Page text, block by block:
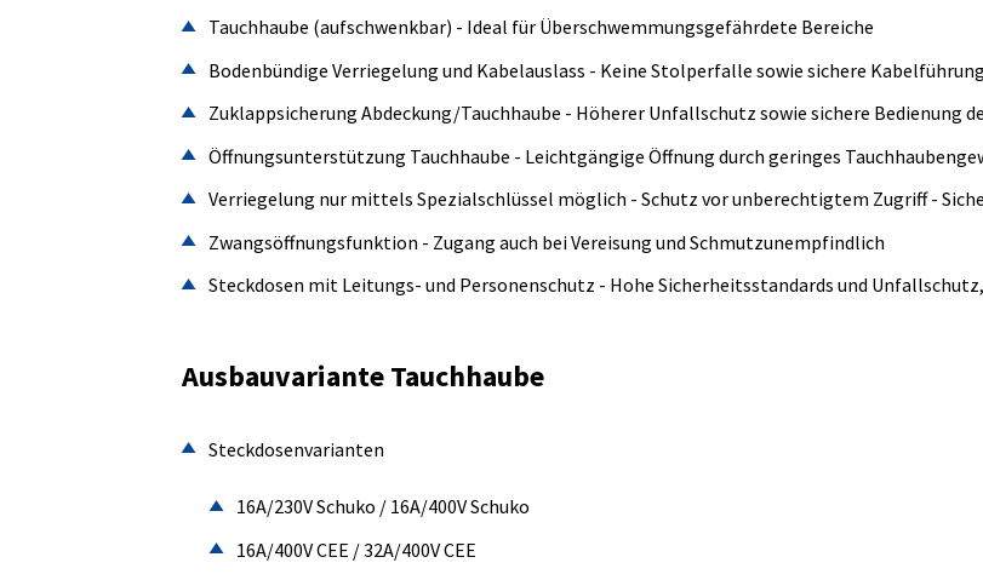
Tauchhaube (aufschwenkbar) - Ideal für Überschwemmungsgefährdete Bereiche
Bodenbündige Verriegelung und Kabelauslass - Keine Stolperfalle sowie sichere
Zuklappsicherung Abdeckung/Tauchhaube - Höherer Unfallschutz sowie sichere Bedienung
Öffnungsunterstützung Tauchhaube - Leichtgängige Öffnung durch geringes
Verriegelung nur mittels Spezialschlüssel möglich - Schutz vor unberechtigtem Zugriff -
Zwangsöffnungsfunktion - Zugang auch bei Vereisung und Schmutzunempfindlich
Steckdosen mit Leitungs- und Personenschutz - Hohe Sicherheitsstandards und Unfallschutz,
Ausbauvariante Tauchhaube
Steckdosenvarianten
16A/230V Schuko / 16A/400V Schuko
16A/400V CEE / 32A/400V CEE